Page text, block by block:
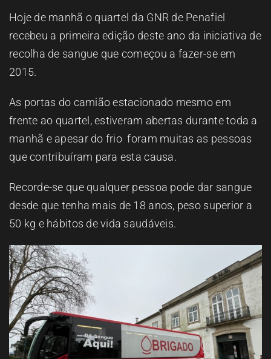
CONTACTOS
Hoje de manhã o quartel da GNR de Penafiel
recebeu a primeira edição deste ano da iniciativa de
recolha de sangue que começou a fazer-se em
2015.
As portas do camião estacionado mesmo em
frente ao quartel, estiveram abertas durante toda a
manhã e apesar do frio foram muitas as pessoas
que contribuíram para esta causa.
Recorde-se que qualquer pessoa pode dar sangue
desde que tenha mais de 18 anos, peso superior a
50 kg e hábitos de vida saudáveis.